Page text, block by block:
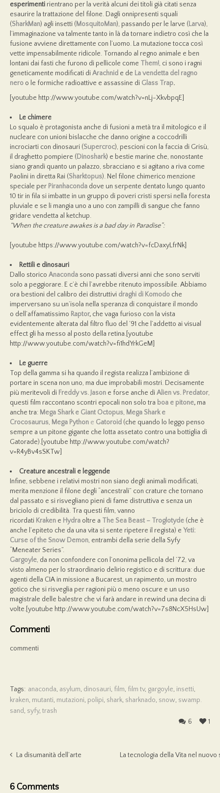
esperimenti rientrano per la verità alcuni dei titoli già citati senza
esaurire la trattazione del filone. Dagli onnipresenti squali
(SharkMan) agli insetti (MosquitoMan), passando per le larve (Larva),
l’immaginazione va talmente tanto in là da tornare indietro così che la
fusione avviene direttamente con l’uomo. La mutazione tocca così
vette impensabilmente ridicole. Tornando al regno animale e ben
lontani dai fasti che furono di pellicole come Them!, ci sono i ragni
geneticamente modificati di Arachnid e de La vendetta del ragno
nero o le formiche radioattive e assassine di Glass Trap.
[youtube http://www.youtube.com/watch?v=nLj-XkvbpqE]
Le chimere
Lo squalo è protagonista anche di fusioni a metà tra il mitologico e il
nucleare con unioni bislacche che danno origine a coccodrilli
incrociarti con dinosauri (Supercroc), pescioni con la faccia di Grisù,
il draghetto pompiere (Dinoshark) e bestie marine che, nonostante
siano grandi quanto un palazzo, sbracciano e si agitano a riva come
Paolini in diretta Rai (Sharktopus). Nel filone chimerico menzione
speciale per Piranhaconda dove un serpente dentato lungo quanto
10 tir in fila si imbatte in un gruppo di poveri cristi spersi nella foresta
pluviale e se li mangia uno a uno con zampilli di sangue che fanno
gridare vendetta al ketchup.
“When the creature awakes is a bad day in Paradise”:
[youtube https://www.youtube.com/watch?v=fcDaxyLfrNk]
Rettili e dinosauri
Dallo storico Anaconda sono passati diversi anni che sono serviti
solo a peggiorare. E c’è chi l’avrebbe ritenuto impossibile. Abbiamo
ora bestioni del calibro dei distruttivi draghi di Komodo che
imperversano su un’isola nella speranza di conquistare il mondo
o dell’affamatissimo Raptor, che vaga furioso con la vista
evidentemente alterata dal filtro fluo del ’91 che l’addetto ai visual
effect gli ha messo al posto della retina.[youtube
http://www.youtube.com/watch?v=fi1hdYrkGeM]
Le guerre
Top della gamma si ha quando il regista realizza l’ambizione di
portare in scena non uno, ma due improbabili mostri. Decisamente
più meritevoli di Freddy vs. Jason e forse anche di Alien vs. Predator,
questi film raccontano scontri epocali non solo tra boa e pitone, ma
anche tra: Mega Shark e Giant Octopus, Mega Shark e
Crocosaurus, Mega Python e Gatoroid (che quando lo leggo penso
sempre a un pitone gigante che lotta assetato contro una bottiglia di
Gatorade).[youtube http://www.youtube.com/watch?
v=R4yBv4sSKTw]
Creature ancestrali e leggende
Infine, sebbene i relativi mostri non siano degli animali modificati,
merita menzione il filone degli “ancestrali” con crature che tornano
dal passato e si risvegliano pieni di fame distruttiva e senza un
briciolo di credibilità. Tra questi film, vanno
ricordati Kraken e Hydra oltre a The Sea Beast – Troglotyde (che è
anche l’epiteto che da una vita si sente ripetere il regista) e Yeti:
Curse of the Snow Demon, entrambi della serie della Syfy
“Meneater Series”.
Gargoyle, da non confondere con l’ononima pellicola del ’72, va
visto almeno per lo straordinario delirio registico e di scrittura: due
agenti della CIA in missione a Bucarest, un rapimento, un mostro
gotico che si risveglia per ragioni più o meno oscure e un uso
magistrale delle balestre che vi farà andare in rewind una decina di
volte.[youtube http://www.youtube.com/watch?v=7s8NcX5HsUw]
Commenti
commenti
Tags: anaconda, asylum, dinosauri, film, film tv, gargoyle, insetti,
kraken, mutanti, mutazioni, polipi, shark, sharknado, snow, swamp.
sand, syfy, trash
1
6
La disumanità dell’arte La tecnologia della Vita nel
6 Comments